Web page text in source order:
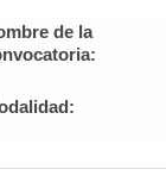
de la